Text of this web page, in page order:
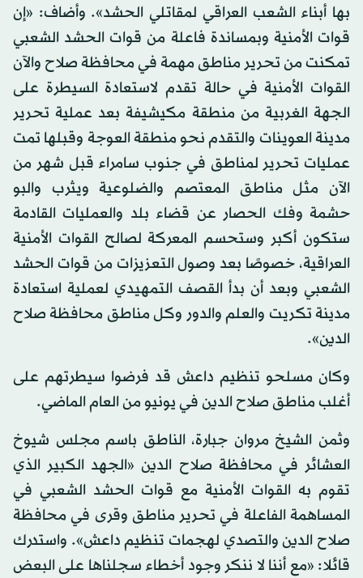
بها أبناء الشعب العراقي لمقاتلي الحشد». وأضاف: «إن
قوات الأمنية وبمساندة فاعلة من قوات الحشد الشعبي
تمكنت من تحرير مناطق مهمة في محافظة صلاح والآن
القوات الأمنية في حالة تقدم لاستعادة السيطرة على
الجهة الغربية من منطقة مكيشيفة بعد عملية تحرير
مدينة العوينات والتقدم نحو منطقة العوجة وقبلها تمت
عمليات تحرير لمناطق في جنوب سامراء قبل شهر من
الآن مثل مناطق المعتصم والضلوعية ويثرب والبو
حشمة وفك الحصار عن قضاء بلد والعمليات القادمة
ستكون أكبر وستحسم المعركة لصالح القوات الأمنية
العراقية، خصوصًا بعد وصول التعزيزات من قوات الحشد
الشعبي وبعد أن بدأ القصف التمهيدي لعملية استعادة
مدينة تكريت والعلم والدور وكل مناطق محافظة صلاح
الدين».
وكان مسلحو تنظيم داعش قد فرضوا سيطرتهم على
أغلب مناطق صلاح الدين في يونيو من العام الماضي.
وثمن الشيخ مروان جبارة، الناطق باسم مجلس شيوخ
العشائر في محافظة صلاح الدين «الجهد الكبير الذي
تقوم به القوات الأمنية مع قوات الحشد الشعبي في
المساهمة الفاعلة في تحرير مناطق وقرى في محافظة
صلاح الدين والتصدي لهجمات تنظيم داعش». واستدرك
قائلا: «مع أننا لا ننكر وجود أخطاء سجلناها على البعض